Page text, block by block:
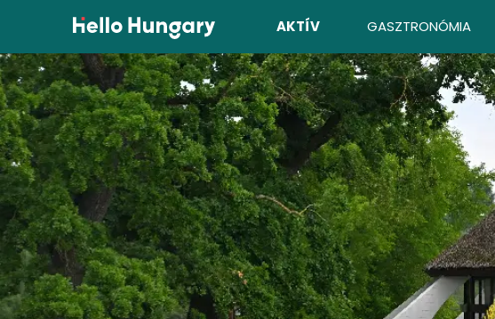
Ugrás a tartalomhoz AKTÍV GASZTRONÓMIA